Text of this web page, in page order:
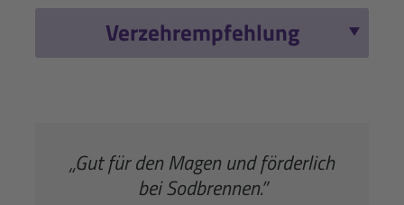
Verzehrempfehlung
„Gut für den Magen und förderlich
bei Sodbrennen.”